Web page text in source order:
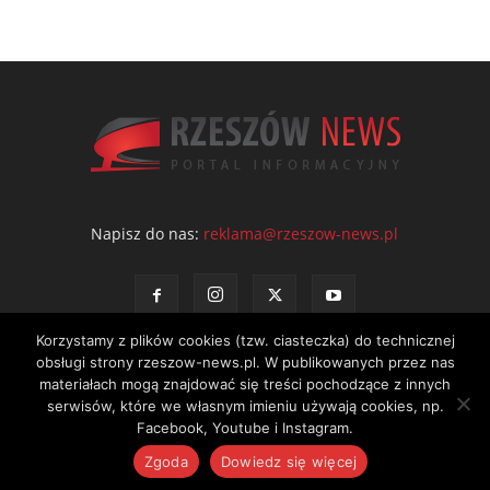
Napisz do nas: reklama@rzeszow-news.pl
Kontakt Polityka prywatności Regulamin portalu
© NEWS Sp. z o.o. - wydawca portalu Rzeszów News. Wszystkie prawa
zastrzeżone. Tel.: 601 97 55 30
Korzystamy z plików cookies (tzw. ciasteczka) do technicznej
obsługi strony rzeszow-news.pl. W publikowanych przez nas
materiałach mogą znajdować się treści pochodzące z innych
serwisów, które we własnym imieniu używają cookies, np.
Facebook, Youtube i Instagram.
Zgoda
Dowiedz się więcej